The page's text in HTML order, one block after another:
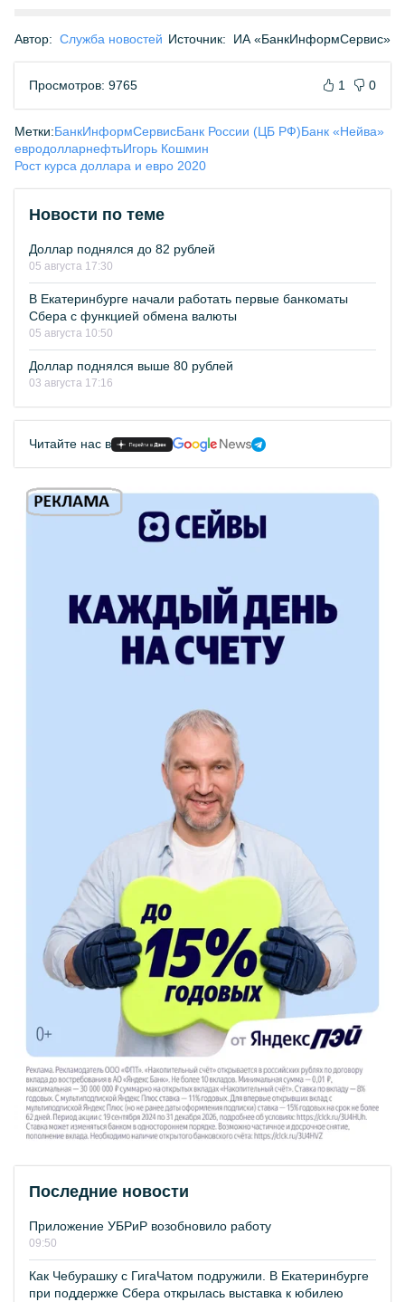
Автор: Служба новостей Источник: ИА «БанкИнформСервис»
Просмотров: 9765 1 0
Метки:БанкИнформСервисБанк России (ЦБ РФ)Банк «Нейва»
евродолларнефтьИгорь Кошмин
Рост курса доллара и евро 2020
Новости по теме
Доллар поднялся до 82 рублей
05 августа 17:30
В Екатеринбурге начали работать первые банкоматы
Сбера с функцией обмена валюты
05 августа 10:50
Доллар поднялся выше 80 рублей
03 августа 17:16
Читайте нас в
Последние новости
Приложение УБРиР возобновило работу
09:50
Как Чебурашку с ГигаЧатом подружили. В Екатеринбурге
при поддержке Сбера открылась выставка к юбилею